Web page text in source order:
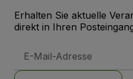
Erhalten Sie aktuelle
direkt in Ihren
Mail-